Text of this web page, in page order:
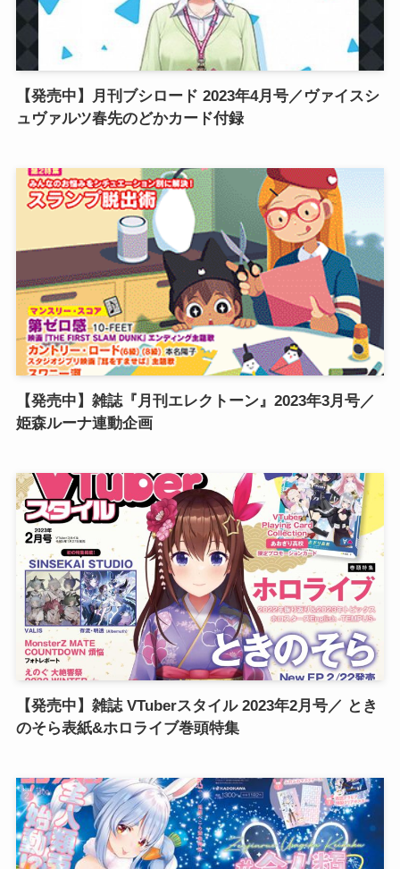
【発売中】月刊ブシロード 2023年4月号／ヴァイスシ
ュヴァルツ春先のどかカード付録
【発売中】雑誌『月刊エレクトーン』2023年3月号／
姫森ルーナ連動企画
【発売中】雑誌 VTuberスタイル 2023年2月号／ とき
のそら表紙&ホロライブ巻頭特集